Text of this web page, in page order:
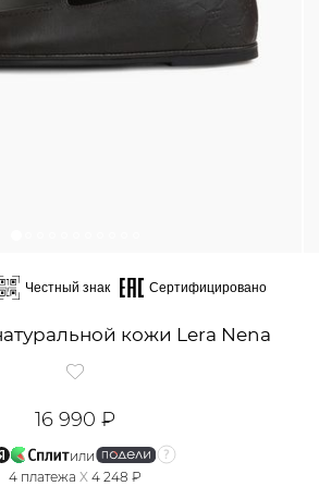
Честный знак Сертифицировано
кожи Lera Nena
16 990 ₽
или
4 платежа X 4 248 ₽